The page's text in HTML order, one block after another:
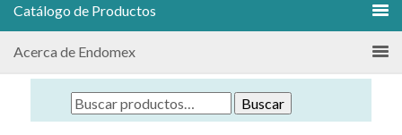
Catálogo de Productos
Acerca de Endomex
Buscar